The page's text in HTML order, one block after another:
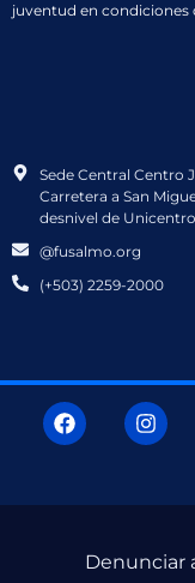
juventud en condiciones
Sede Central Centro
Carretera a San
desnivel de
@fusalmo.org
(+503) 2259-2000
Denunciar